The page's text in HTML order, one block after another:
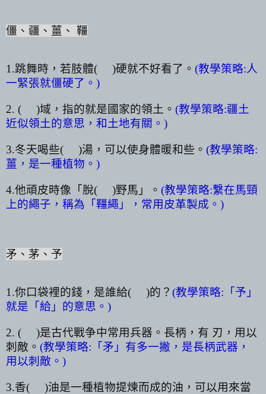
僵、疆、薑、 韁
1.跳舞時，若肢體( )硬就不好看了。 (教學策略:人
一緊張就僵硬了。 )
2. ( )域，指的就是國家的領土。 (教學策略:疆土
近似領土的意思，和土地有關。 )
3.冬天喝些( )湯，可以使身體暖和些。 (教學策略:
薑，是一種植物。 )
4.他頑皮時像「脫( )野馬」。 (教學策略:繫在馬頸
上的繩子，稱為「韁繩」，常用皮革製成。 )
矛、茅、予
1.你口袋裡的錢，是誰給( )的？ (教學策略: 「予」
就是「給」的意思。 )
2. ( )是古代戰争中常用兵器。長柄，有 刃，用以
刺敵。 (教學策略: 「矛」有多一撇，是長柄武器，
用以刺敵。 )
3.香( )油是一種植物提煉而成的油，可以用來當